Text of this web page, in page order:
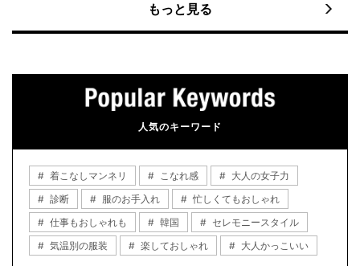
もっと見る
人気のキーワード
着こなしマンネリ こなれ感
大人の女子力
診断
服のお手入れ
忙しくてもおしゃれ
仕事もおしゃれも
韓国
セレモニースタイル
気温別の服装
楽しておしゃれ 大人かっこいい